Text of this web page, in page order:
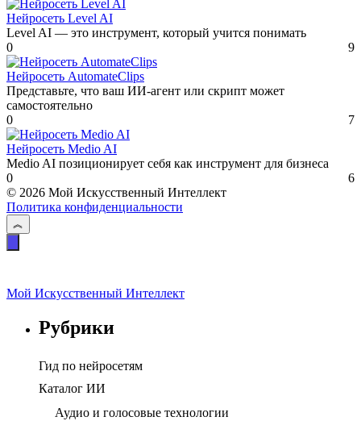
Нейросеть Level AI
Level AI — это инструмент, который учится понимать
0
9
Нейросеть AutomateClips
Представьте, что ваш ИИ-агент или скрипт может
самостоятельно
0
7
Нейросеть Medio AI
Medio AI позиционирует себя как инструмент для бизнеса
0
6
© 2026 Мой Искусственный Интеллект
Политика конфиденциальности
Мой Искусственный Интеллект
Рубрики
Гид по нейросетям
Каталог ИИ
Аудио и голосовые технологии